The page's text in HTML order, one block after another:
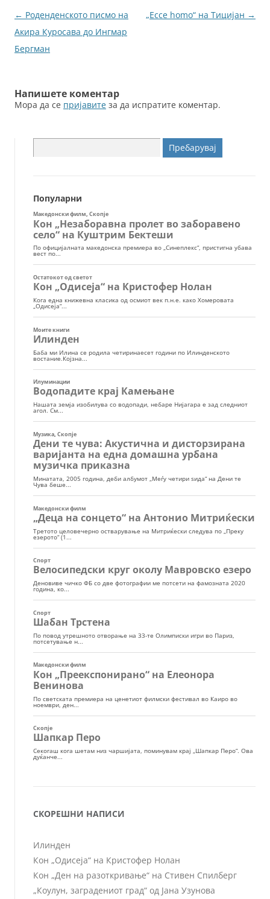
o
o
k
g
er
Навигација
за
написи
← Роденденското писмо на
Акира Куросава до Ингмар
Бергман
„Ecce homo“ на Тицијан →
Напишете коментар
Мора да се пријавите за да испратите коментар.
за:
Популарни
СКОРЕШНИ НАПИСИ
Илинден
Кон „Одисеја“ на Кристофер Нолан
Кон „Ден на разоткривање“ на Стивен Спилберг
„Коулун, заградениот град“ од Јана Узунова